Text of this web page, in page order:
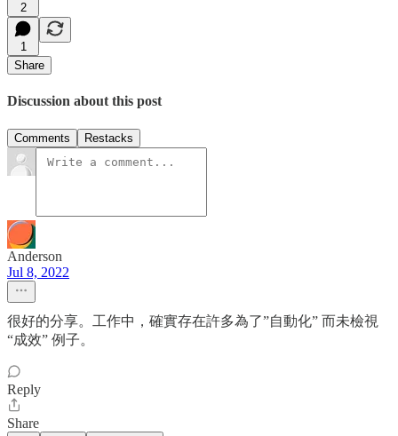
2
1
Share
Discussion about this post
Comments Restacks
Anderson
Jul 8, 2022
很好的分享。工作中，確實存在許多為了”自動化” 而未檢視
“成效” 例子。
Reply
Share